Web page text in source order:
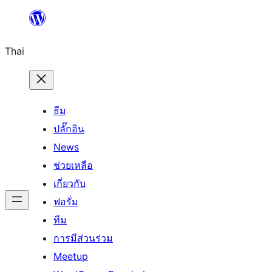
ยัง
เนื้อหา
Thai
ธีม
ปลั๊กอิน
News
ช่วยเหลือ
เกี่ยวกับ
ฟอรั่ม
ทีม
การมีส่วนร่วม
Meetup